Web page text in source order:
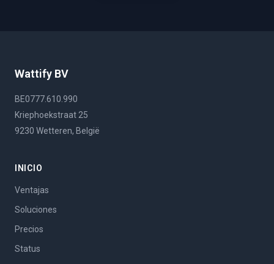
Wattify BV
BE0777.610.990
Kriephoekstraat 25
9230 Wetteren, België
INICIO
Ventajas
Soluciones
Precios
Status